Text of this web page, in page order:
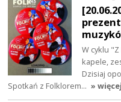
W cyklu
kapele,
Dzisiaj
Spotkań z Folklorem… » więcej